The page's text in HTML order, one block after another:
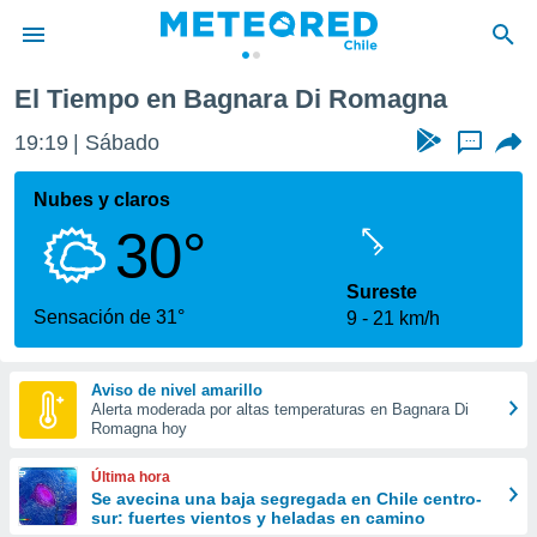
de
por
que se
calidad.
a este
las
y
forma
digital
basada
El Tiempo en Bagnara Di Romagna
19:19 Sábado ...
Nubes y claros
30°
Sensación de 31°
Sureste
9
21 km/h
Aviso de nivel amarillo
Alerta moderada por altas temperaturas en Bagnara Di
Romagna hoy
Última hora
Se avecina una baja segregada en Chile centro-
sur: fuertes vientos y heladas en camino